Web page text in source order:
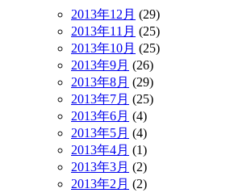
2013年12月 (29)
2013年11月 (25)
2013年10月 (25)
2013年9月 (26)
2013年8月 (29)
2013年7月 (25)
2013年6月 (4)
2013年5月 (4)
2013年4月 (1)
2013年3月 (2)
2013年2月 (2)